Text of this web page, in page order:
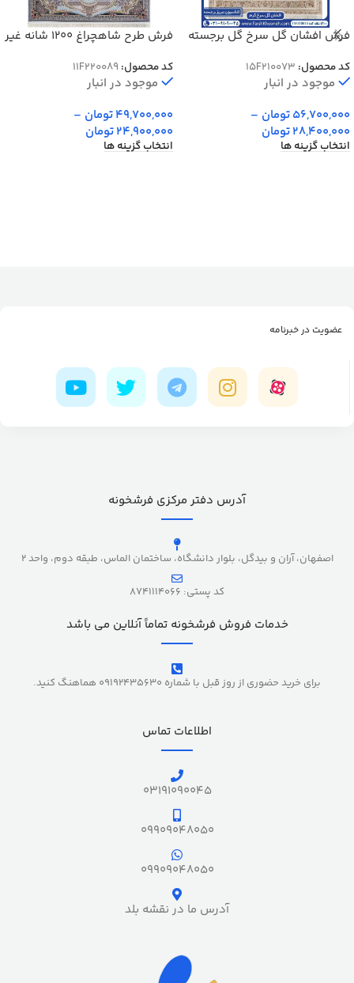
فرش افشان گل سرخ گل برجسته
کد محصول: 15F210073
موجود در انبار
56,700,000تومان –
28,400,000تومان
انتخاب گزینه ها
فرش طرح شاهچراغ 1200 شانه غیر
کد محصول: 11F220089
موجود در انبار
49,700,000تومان –
24,900,000تومان
انتخاب گزینه ها
عضویت در خبرنامه
آدرس دفتر مرکزی فرشخونه
اصفهان، آران و بیدگل، بلوار دانشگاه، ساختمان الماس، طبقه دوم، واحد 2
کد پستی: 8741114066
خدمات فروش فرشخونه تماماً آنلاین می باشد
برای خرید حضوری از روز قبل با شماره 09192435630 هماهنگ کنید.
اطلاعات تماس
03191090045
09909048050
09909048050
آدرس ما در نقشه بلد